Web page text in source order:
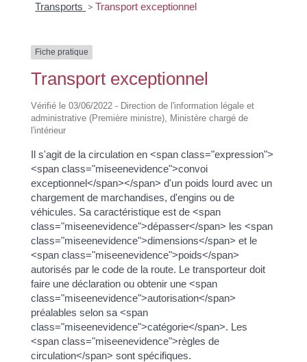
Transports > Transport exceptionnel
Fiche pratique
Transport exceptionnel
Vérifié le 03/06/2022 - Direction de l'information légale et
administrative (Première ministre), Ministère chargé de
l'intérieur
Il s'agit de la circulation en <span class="expression">
<span class="miseenevidence">convoi
exceptionnel</span></span> d'un poids lourd avec un
chargement de marchandises, d'engins ou de
véhicules. Sa caractéristique est de <span
class="miseenevidence">dépasser</span> les <span
class="miseenevidence">dimensions</span> et le
<span class="miseenevidence">poids</span>
autorisés par le code de la route. Le transporteur doit
faire une déclaration ou obtenir une <span
class="miseenevidence">autorisation</span>
préalables selon sa <span
class="miseenevidence">catégorie</span>. Les
<span class="miseenevidence">règles de
circulation</span> sont spécifiques.